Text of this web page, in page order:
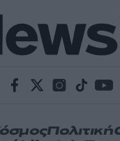
Πολιτική